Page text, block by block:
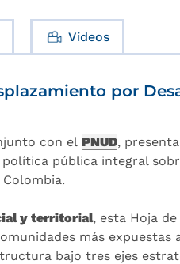
Videos
por
con el PNUD,
pública integral
y territorial, esta Hoja
más expuestas
bajo tres ejes